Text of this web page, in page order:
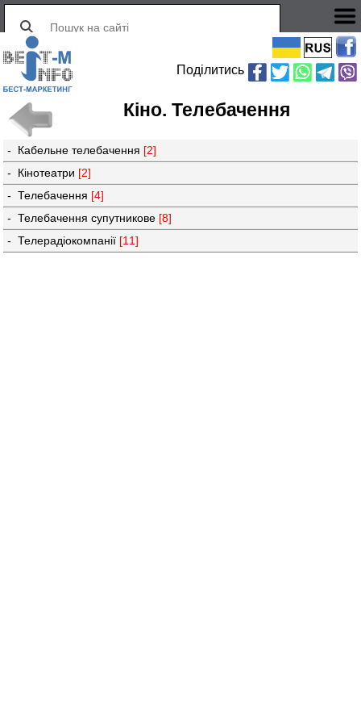
Поділитись
Кiно. Телебачення
- Кабельне телебачення [2]
- Кінотеатри [2]
- Телебачення [4]
- Телебачення супутникове [8]
- Телерадіокомпанії [11]